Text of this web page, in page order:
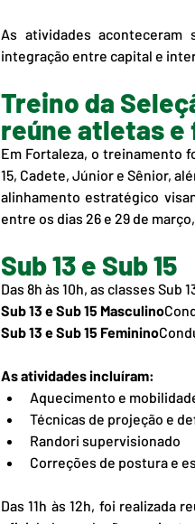
As atividades aconteceram
integração entre capital e
Treino da
reúne atletas
Em Fortaleza, o treinamento
15, Cadete, Júnior e Sênior,
alinhamento estratégico
entre os dias 26 e 29 de
Sub 13 e Sub 15
Das 8h às 10h, as classes
Sub 13 e Sub 15 Masculino
Sub 13 e Sub 15 Feminino
As atividades incluíram:
Aquecimento e
Técnicas de projeção e
Randori supervisionado
Correções de postura e
Das 11h às 12h, foi realizada